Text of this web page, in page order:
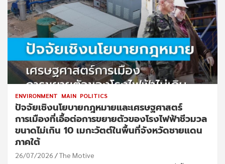
ENVIRONMENT MAIN POLITICS
ปัจจัยเชิงนโยบายกฎหมายและเศรษฐศาสตร์
การเมืองที่เอื้อต่อการขยายตัวของโรงไฟฟ้าชีวมวล
ขนาดไม่เกิน 10 เมกะวัตต์ในพื้นที่จังหวัดชายแดน
ภาคใต้
26/07/2026 The Motive